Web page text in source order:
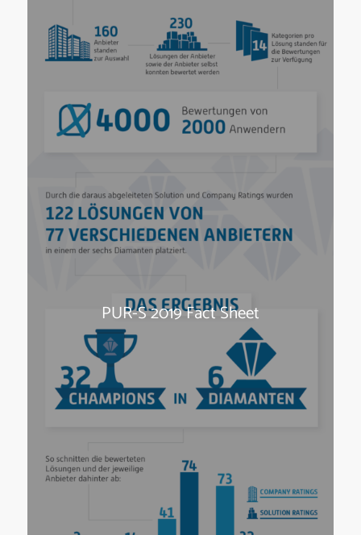
PUR-S 2019 Fact Sheet